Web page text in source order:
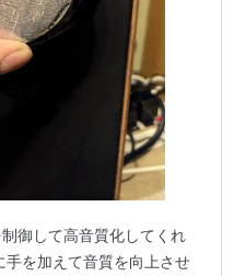
御して高音質化してくれ
を加えて音質を向上させ